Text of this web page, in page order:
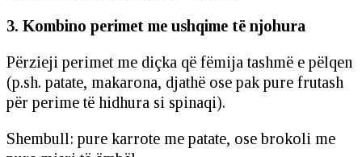
3. Kombino perimet me ushqime të njohura
Përzieji perimet me diçka që fëmija tashmë e pëlqen
(p.sh. patate, makarona, djathë ose pak pure frutash
për perime të hidhura si spinaqi).
Shembull: pure karrote me patate, ose brokoli me